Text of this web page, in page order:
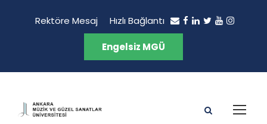
Rektöre Mesaj Hızlı Bağlantı
Engelsiz MGÜ